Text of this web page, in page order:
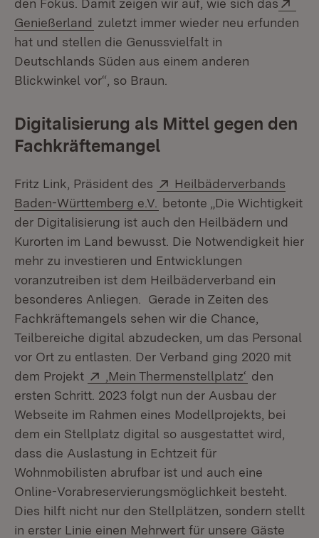
den Fokus. Damit zeigen wir auf, wie sich das
Genießerland (Öffnet in neuem Fenster)
zuletzt immer wieder neu erfunden
hat und stellen die Genussvielfalt in
Deutschlands Süden aus einem anderen
Blickwinkel vor“, so Braun.
Digitalisierung als Mittel gegen den
Fachkräftemangel
Fritz Link, Präsident des Extern:
Heilbäderverbands
Baden-Württemberg e.V. (Öffnet in neuem Fenster)
betonte „Die Wichtigkeit
der Digitalisierung ist auch den Heilbädern und
Kurorten im Land bewusst. Die Notwendigkeit hier
mehr zu investieren und Entwicklungen
voranzutreiben ist dem Heilbäderverband ein
besonderes Anliegen. Gerade in Zeiten des
Fachkräftemangels sehen wir die Chance,
Teilbereiche digital abzudecken, um das Personal
vor Ort zu entlasten. Der Verband ging 2020 mit
dem Projekt
Extern:
‚Mein Thermenstellplatz‘ (Öffnet in
den
ersten Schritt. 2023 folgt nun der Ausbau der
Webseite im Rahmen eines Modellprojekts, bei
dem ein Stellplatz digital so ausgestattet wird,
dass die Auslastung in Echtzeit für
Wohnmobilisten abrufbar ist und auch eine
Online-Vorabreservierungsmöglichkeit besteht.
Dies hilft nicht nur den Stellplätzen, sondern stellt
in erster Linie einen Mehrwert für unsere Gäste